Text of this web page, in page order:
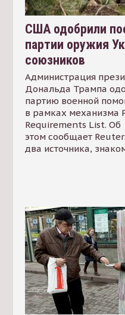
США одобрили
партии оружия
союзников
Администрация
Дональда Трампа
партию военной
в рамках механизма
Requirements List. Об
этом сообщает
два источника,